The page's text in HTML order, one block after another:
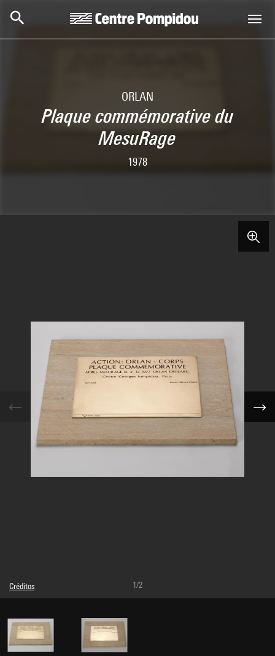
ORLAN
Plaque commémorative du
MesuRage
1978
Créditos
© Adagp, Paris
GrandPalaisRmn
Referencia de la imagen : 4N07564
Difusión de la imagen : GrandPalaisRmnPhoto
1/2